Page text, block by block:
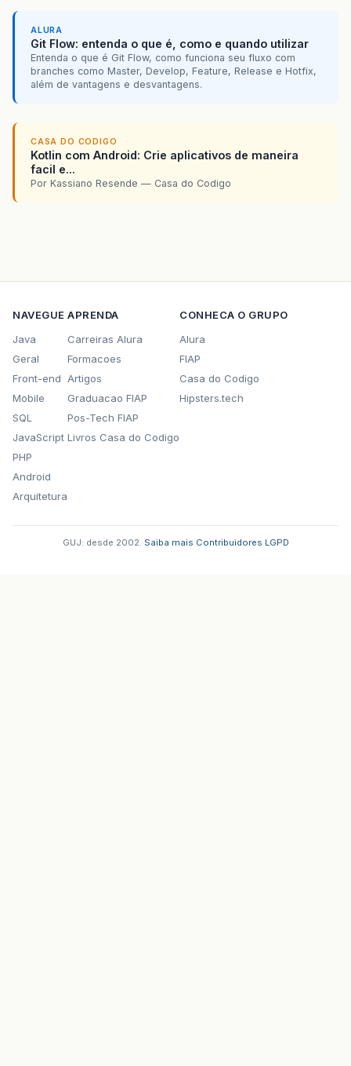
ALURA
Git Flow: entenda o que é, como e quando utilizar
Entenda o que é Git Flow, como funciona seu fluxo com
branches como Master, Develop, Feature, Release e Hotfix,
além de vantagens e desvantagens.
CASA DO CODIGO
Kotlin com Android: Crie aplicativos de maneira
facil e...
Por Kassiano Resende — Casa do Codigo
NAVEGUE
Java
Geral
Front-end
Mobile
SQL
JavaScript
PHP
Android
Arquitetura
APRENDA
Carreiras Alura
Formacoes
Artigos
Graduacao FIAP
Pos-Tech FIAP
Livros Casa do Codigo
CONHECA O GRUPO
Alura
FIAP
Casa do Codigo
Hipsters.tech
GUJ: desde 2002. Saiba mais Contribuidores LGPD